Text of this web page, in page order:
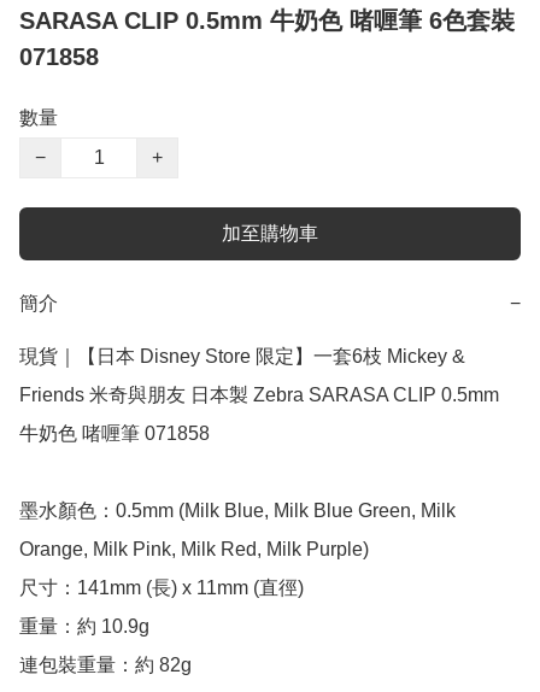
SARASA CLIP 0.5mm 牛奶色 啫喱筆 6色套裝
071858
數量
−
+
加至購物車
簡介 −
現貨｜【日本 Disney Store 限定】一套6枝 Mickey &
Friends 米奇與朋友 日本製 Zebra SARASA CLIP 0.5mm
牛奶色 啫喱筆 071858
墨水顏色：0.5mm (Milk Blue, Milk Blue Green, Milk
Orange, Milk Pink, Milk Red, Milk Purple)
尺寸：141mm (長) x 11mm (直徑)
重量：約 10.9g
連包裝重量：約 82g